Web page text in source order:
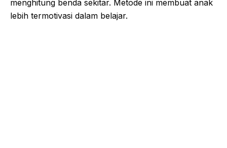
menghitung benda sekitar. Metode ini membuat anak
lebih termotivasi dalam belajar.